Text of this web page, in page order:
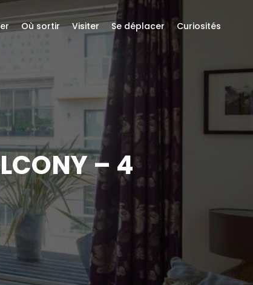
– 4
Où sortir Visiter Se déplacer Curiosités